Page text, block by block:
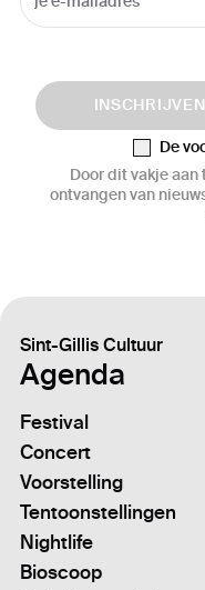
De
Door dit vakje aan
ontvangen van
Sint-Gillis Cultuur
Agenda
Festival
Concert
Voorstelling
Tentoonstellingen
Nightlife
Bioscoop